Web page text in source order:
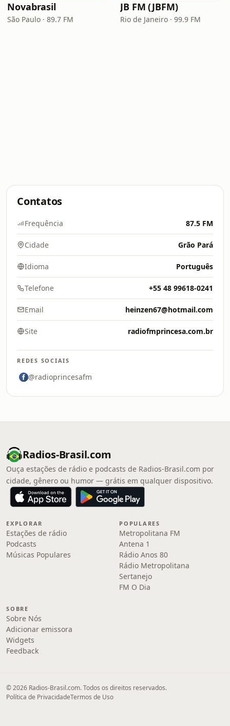
Novabrasil
São Paulo · 89.7 FM
JB FM (JBFM)
Rio de Janeiro · 99.9 FM
Contatos
Frequência 87.5 FM
Cidade Grão Pará
Idioma Português
Telefone +55 48 99618-0241
Email heinzen67@hotmail.com
Site radiofmprincesa.com.br
REDES SOCIAIS
@radioprincesafm
Radios-Brasil.com
Ouça estações de rádio e podcasts de Radios-Brasil.com por
cidade, gênero ou humor — grátis em qualquer dispositivo.
EXPLORAR
Estações de rádio
Podcasts
Músicas Populares
POPULARES
Metropolitana FM
Antena 1
Rádio Anos 80
Rádio Metropolitana
Sertanejo
FM O Dia
SOBRE
Sobre Nós
Adicionar emissora
Widgets
Feedback
© 2026 Radios-Brasil.com. Todos os direitos reservados.
Política de PrivacidadeTermos de Uso